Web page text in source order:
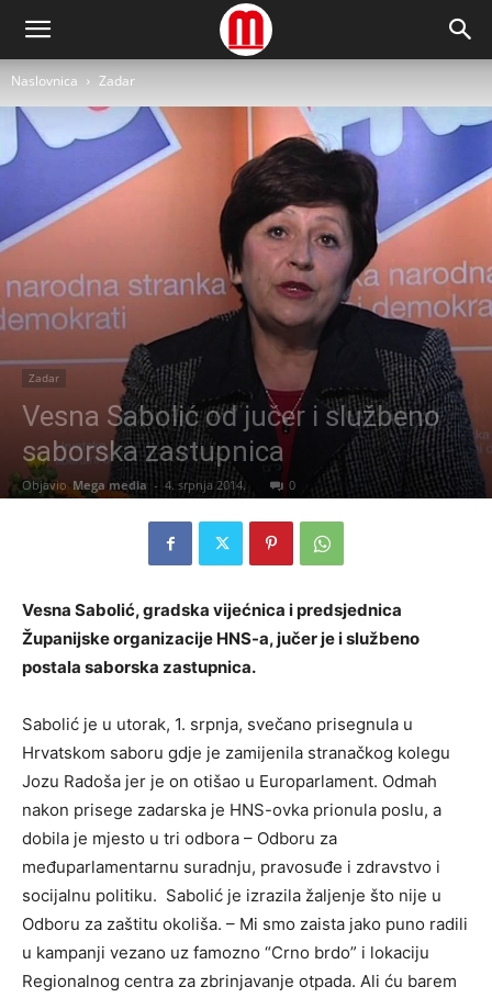
Naslovnica Zadar
Zadar
Vesna Sabolić od jučer i službeno
saborska zastupnica
Objavio Mega media - 4. srpnja 2014. 0
Vesna Sabolić, gradska vijećnica i predsjednica
Županijske organizacije HNS-a, jučer je i službeno
postala saborska zastupnica.
Sabolić je u utorak, 1. srpnja, svečano prisegnula u
Hrvatskom saboru gdje je zamijenila stranačkog kolegu
Jozu Radoša jer je on otišao u Europarlament. Odmah
nakon prisege zadarska je HNS-ovka prionula poslu, a
dobila je mjesto u tri odbora – Odboru za
međuparlamentarnu suradnju, pravosuđe i zdravstvo i
socijalnu politiku. Sabolić je izrazila žaljenje što nije u
Odboru za zaštitu okoliša. – Mi smo zaista jako puno radili
u kampanji vezano uz famozno “Crno brdo” i lokaciju
Regionalnog centra za zbrinjavanje otpada. Ali ću barem